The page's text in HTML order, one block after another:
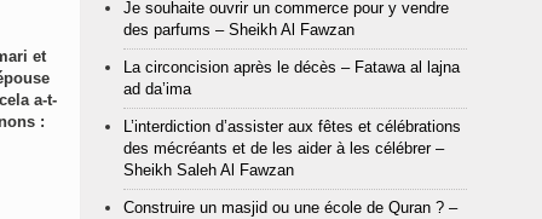
et
a-t-
:
Je souhaite ouvrir un commerce pour y vendre
des parfums – Sheikh Al Fawzan
La circoncision après le décès – Fatawa al lajna
ad da’ima
L’interdiction d’assister aux fêtes et célébrations
des mécréants et de les aider à les célébrer –
Sheikh Saleh Al Fawzan
Construire un masjid ou une école de Quran ? –